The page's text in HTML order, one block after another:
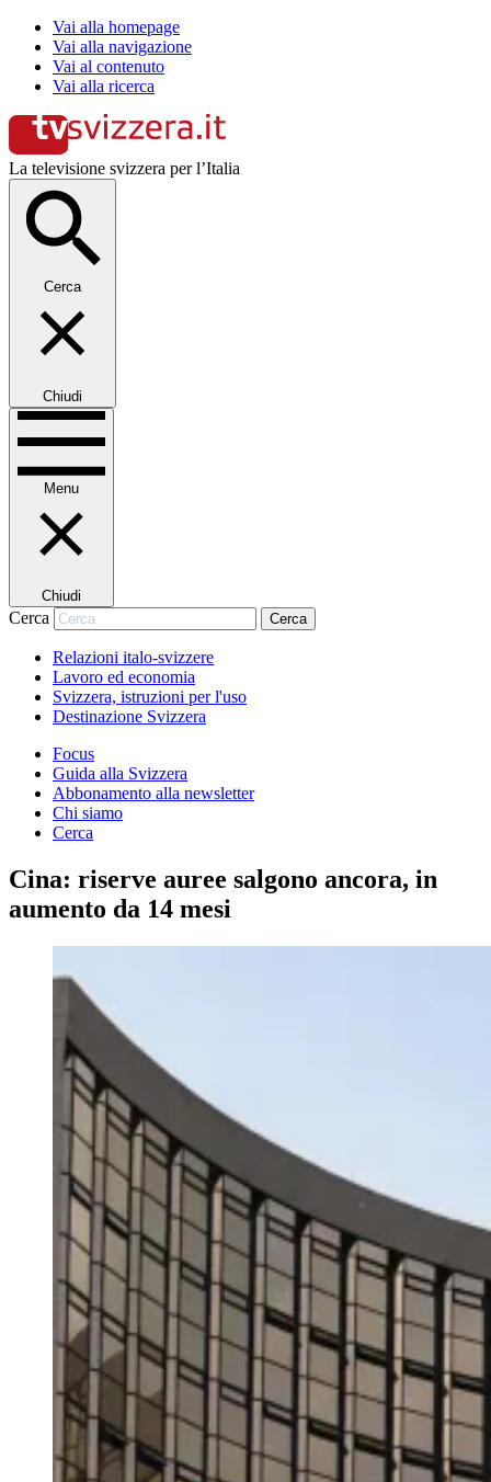
Vai alla homepage
Vai alla navigazione
Vai al contenuto
Vai alla ricerca
La televisione svizzera per l’Italia
Cerca
Chiudi
Menu
Chiudi
Cerca Cerca
Relazioni italo-svizzere
Lavoro ed economia
Svizzera, istruzioni per l'uso
Destinazione Svizzera
Focus
Guida alla Svizzera
Abbonamento alla newsletter
Chi siamo
Cerca
Cina: riserve auree salgono ancora, in
aumento da 14 mesi